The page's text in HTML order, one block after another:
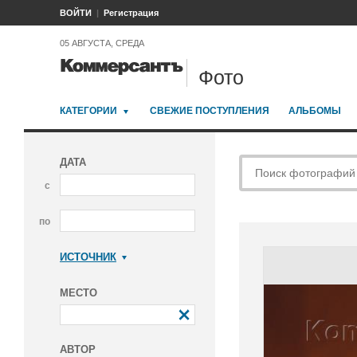
ВОЙТИ Регистрация
05 АВГУСТА, СРЕДА
Фото
КАТЕГОРИИ СВЕЖИЕ ПОСТУПЛЕНИЯ АЛЬБОМЫ
ДАТА
с
по
ИСТОЧНИК
МЕСТО
АВТОР